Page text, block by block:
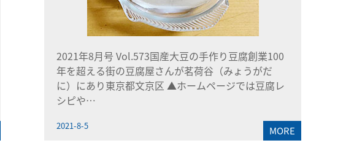
2021年8月号 Vol.573国産大豆の手作り豆腐創業100
年を超える街の豆腐屋さんが茗荷谷（みょうがだ
に）にあり東京都文京区 ▲ホームページでは豆腐レ
シピや…
2021-8-5 MORE